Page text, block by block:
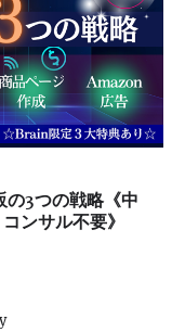
3つの戦略《中
ンサル不要》